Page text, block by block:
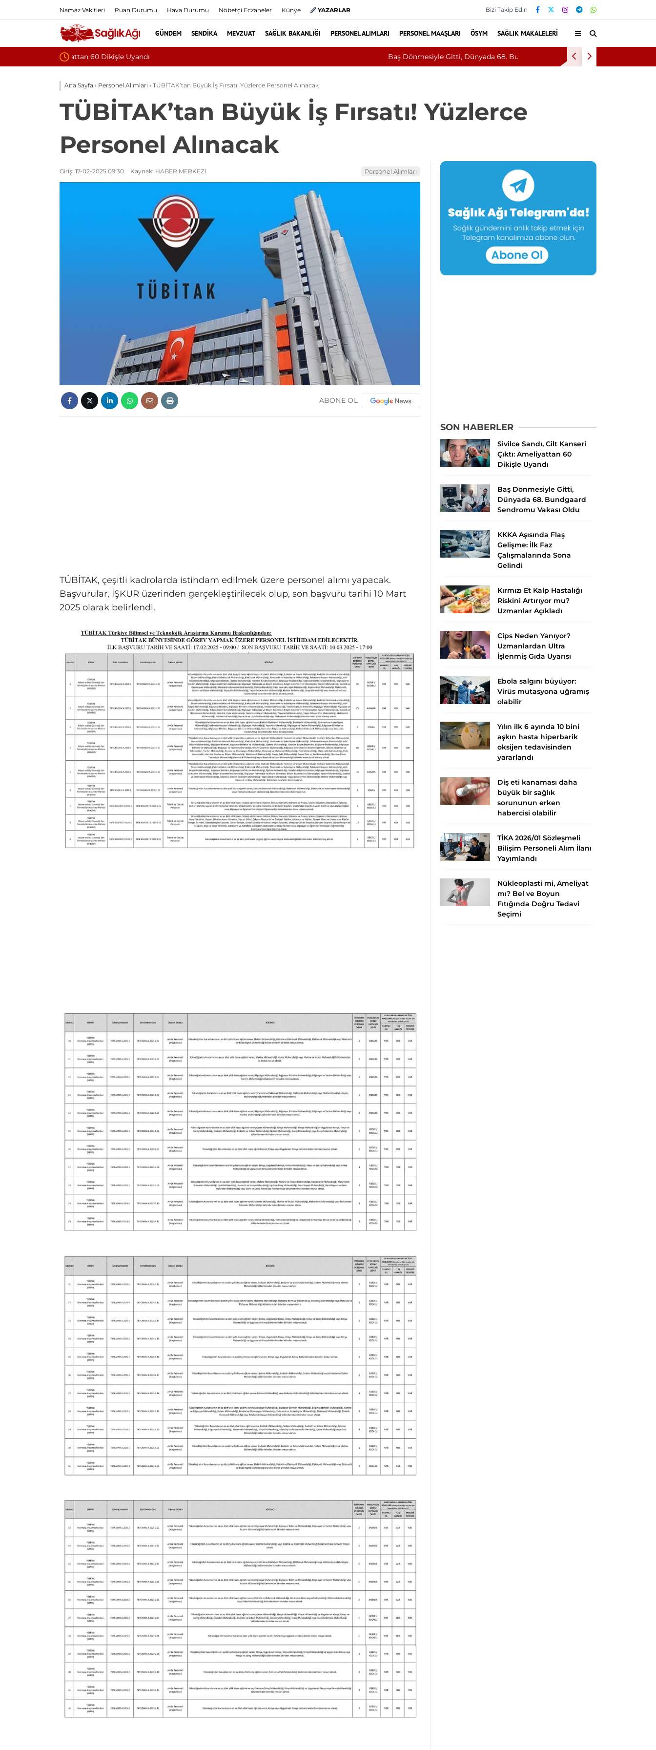
Namaz Vakitleri Puan Durumu Hava Durumu Nöbetçi Eczaneler Künye YAZARLAR Bizi Takip Edin
GÜNDEM SENDIKA MEVZUAT SAĞLIK BAKANLIĞI PERSONEL ALIMLARI PERSONEL MAAŞLARI ÖSYM SAĞLIK MAKALELERI
Baş Dönmesiyle Gitti, Dünyada 68. Bundgaard Sendromu Vakası Oldu KKKA Aşısında Flaş Gelişme: İlk Faz
Ana Sayfa › Personel Alımları › TÜBİTAK’tan Büyük İş Fırsatı! Yüzlerce Personel Alınacak
TÜBİTAK’tan Büyük İş Fırsatı! Yüzlerce
Personel Alınacak
Giriş: 17-02-2025 09:30 Kaynak: HABER MERKEZI Personel Alımları
ABONE OL
TÜBİTAK, çeşitli kadrolarda istihdam edilmek üzere personel alımı yapacak.
Başvurular, İŞKUR üzerinden gerçekleştirilecek olup, son başvuru tarihi 10 Mart
2025 olarak belirlendi.
SON HABERLER
Sivilce Sandı, Cilt Kanseri
Çıktı: Ameliyattan 60
Dikişle Uyandı
Baş Dönmesiyle Gitti,
Dünyada 68. Bundgaard
Sendromu Vakası Oldu
KKKA Aşısında Flaş
Gelişme: İlk Faz
Çalışmalarında Sona
Gelindi
Kırmızı Et Kalp Hastalığı
Riskini Artırıyor mu?
Uzmanlar Açıkladı
Cips Neden Yanıyor?
Uzmanlardan Ultra
İşlenmiş Gıda Uyarısı
Ebola salgını büyüyor:
Virüs mutasyona uğramış
olabilir
Yılın ilk 6 ayında 10 bini
aşkın hasta hiperbarik
oksijen tedavisinden
yararlandı
Diş eti kanaması daha
büyük bir sağlık
sorununun erken
habercisi olabilir
TİKA 2026/01 Sözleşmeli
Bilişim Personeli Alım İlanı
Yayımlandı
Nükleoplasti mi, Ameliyat
mı? Bel ve Boyun
Fıtığında Doğru Tedavi
Seçimi